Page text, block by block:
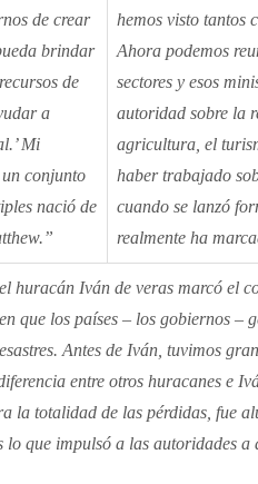
de crear
brindar
de
a
Mi
conjunto
nació de
hemos visto tantos
Ahora podemos
sectores y esos
autoridad sobre la
agricultura, el
haber trabajado
cuando se lanzó
realmente ha
huracán Iván de veras marcó el
que los países – los gobiernos –
Antes de Iván, tuvimos
entre otros huracanes e
la totalidad de las pérdidas, fue
lo que impulsó a las autoridades a